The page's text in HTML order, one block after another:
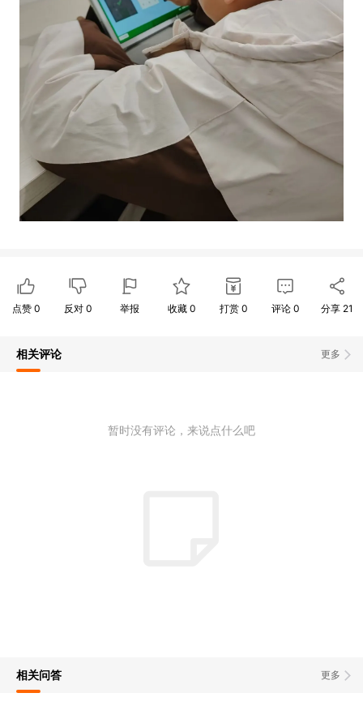
点赞 0 反对 0 举报 收藏 0 打赏 0 评论 0 分享 21
更多
相关评论
暂时没有评论，来说点什么吧
更多
相关问答